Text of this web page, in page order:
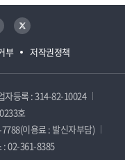
부 저작권정책
트위터
자등록 : 314-82-10024
호
이용료 : 발신자부담)
: 02-361-8385